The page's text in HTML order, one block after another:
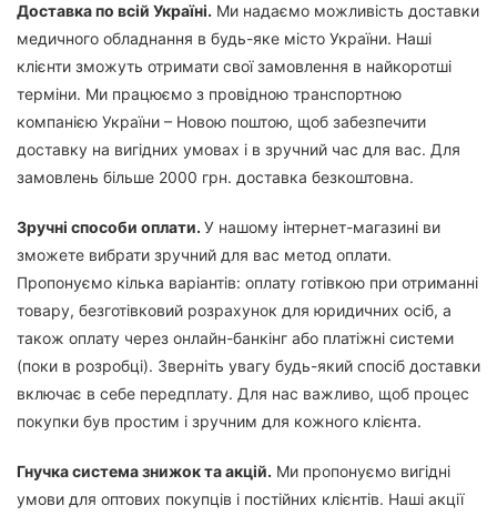
Доставка по всій Україні. Ми надаємо можливість доставки
медичного обладнання в будь-яке місто України. Наші
клієнти зможуть отримати свої замовлення в найкоротші
терміни. Ми працюємо з провідною транспортною
компанією України – Новою поштою, щоб забезпечити
доставку на вигідних умовах і в зручний час для вас. Для
замовлень більше 2000 грн. доставка безкоштовна.
Зручні способи оплати. У нашому інтернет-магазині ви
зможете вибрати зручний для вас метод оплати.
Пропонуємо кілька варіантів: оплату готівкою при отриманні
товару, безготівковий розрахунок для юридичних осіб, а
також оплату через онлайн-банкінг або платіжні системи
(поки в розробці). Зверніть увагу будь-який спосіб доставки
включає в себе передплату. Для нас важливо, щоб процес
покупки був простим і зручним для кожного клієнта.
Гнучка система знижок та акцій. Ми пропонуємо вигідні
умови для оптових покупців і постійних клієнтів. Наші акції